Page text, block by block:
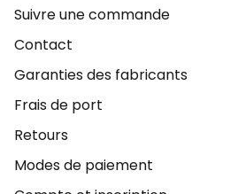
Suivre une commande
Contact
Garanties des fabricants
Frais de port
Retours
Modes de paiement